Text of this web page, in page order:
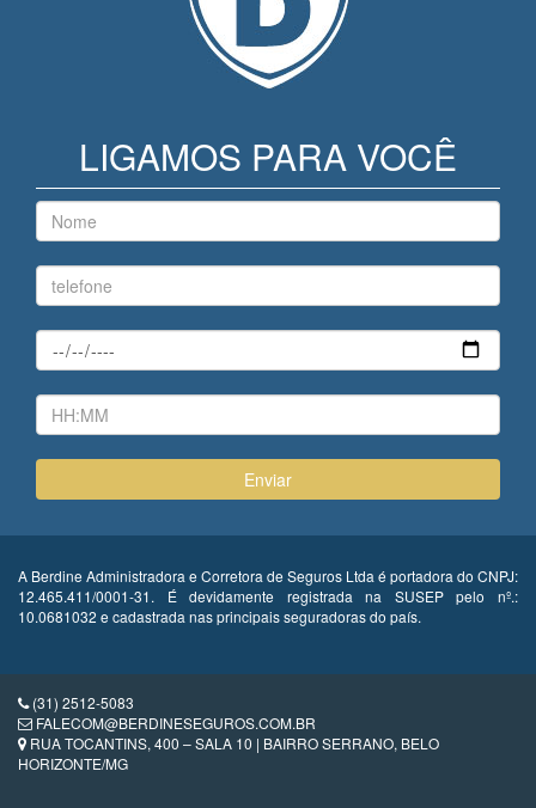
LIGAMOS PARA VOCÊ
A Berdine Administradora e Corretora de Seguros Ltda é portadora do CNPJ:
12.465.411/0001-31. É devidamente registrada na SUSEP pelo nº.:
10.0681032 e cadastrada nas principais seguradoras do país.
(31) 2512-5083
FALECOM@BERDINESEGUROS.COM.BR
RUA TOCANTINS, 400 – SALA 10 | BAIRRO SERRANO, BELO
HORIZONTE/MG